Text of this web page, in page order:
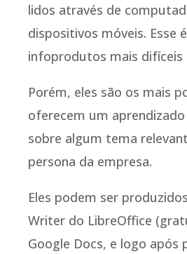
lidos através de
dispositivos móveis. Esse
infoprodutos mais difíceis
Porém, eles são os mais
oferecem um
sobre algum tema
persona da empresa.
Eles podem ser
Writer do LibreOffice
Google Docs, e logo após